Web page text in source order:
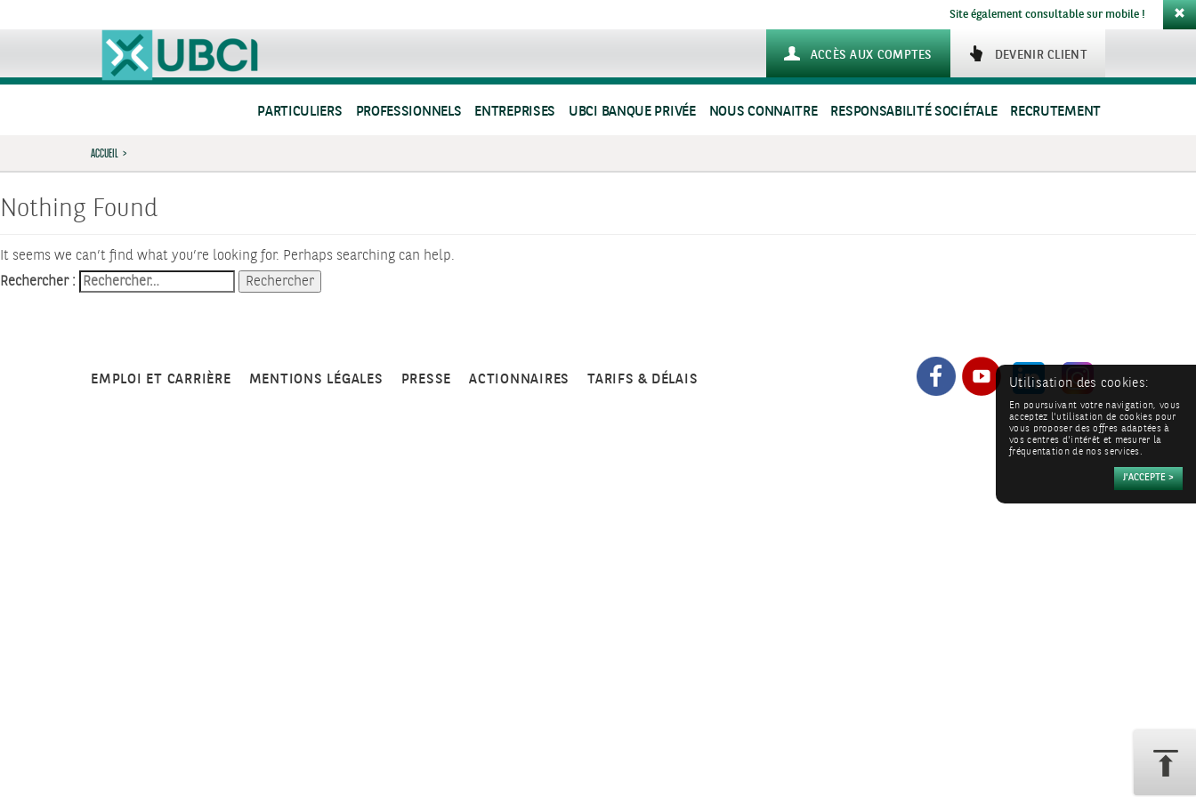
Site également consultable sur mobile !
DEVENIR CLIENT
ACCÈS AUX COMPTES
PARTICULIERS PROFESSIONNELS ENTREPRISES UBCI BANQUE PRIVÉE NOUS CONNAITRE RESPONSABILITÉ SOCIÉTALE RECRUTEMENT
ACCUEIL >
Nothing Found
It seems we can’t find what you’re looking for. Perhaps searching can help.
Rechercher :
EMPLOI ET CARRIÈRE MENTIONS LÉGALES PRESSE ACTIONNAIRES TARIFS & DÉLAIS Utilisation des cookies:
En poursuivant votre navigation, vous
acceptez l'utilisation de cookies pour
vous proposer des offres adaptées à
vos centres d'intérêt et mesurer la
fréquentation de nos services.